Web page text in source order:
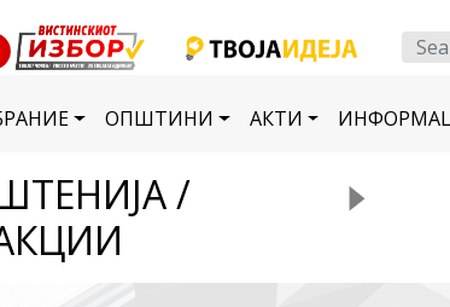
ОПШТИНИ АКТИ
/